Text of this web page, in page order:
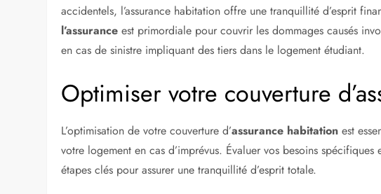
accidentels, l’assurance habitation offre une tranquillité d’esprit
l’assurance est primordiale pour couvrir les dommages causés
en cas de sinistre impliquant des tiers dans le logement étudiant.
Optimiser votre couverture
L’optimisation de votre couverture d’assurance habitation est
votre logement en cas d’imprévus. Évaluer vos besoins
étapes clés pour assurer une tranquillité d’esprit totale.